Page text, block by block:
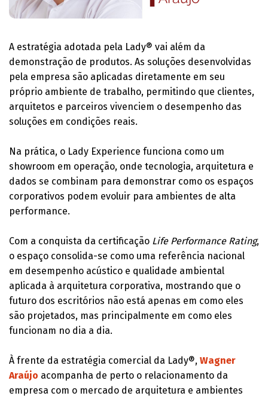
A estratégia adotada pela Lady® vai além da
demonstração de produtos. As soluções desenvolvidas
pela empresa são aplicadas diretamente em seu
próprio ambiente de trabalho, permitindo que clientes,
arquitetos e parceiros vivenciem o desempenho das
soluções em condições reais.
Na prática, o Lady Experience funciona como um
showroom em operação, onde tecnologia, arquitetura e
dados se combinam para demonstrar como os espaços
corporativos podem evoluir para ambientes de alta
performance.
Com a conquista da certificação Life Performance Rating,
o espaço consolida-se como uma referência nacional
em desempenho acústico e qualidade ambiental
aplicada à arquitetura corporativa, mostrando que o
futuro dos escritórios não está apenas em como eles
são projetados, mas principalmente em como eles
funcionam no dia a dia.
À frente da estratégia comercial da Lady®, Wagner
Araújo acompanha de perto o relacionamento da
empresa com o mercado de arquitetura e ambientes